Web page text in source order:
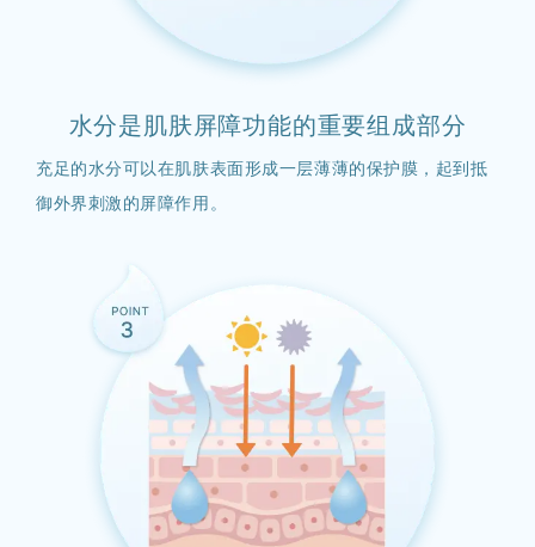
水分是肌肤屏障功能的重要组成部分
充足的水分可以在肌肤表面形成一层薄薄的保护膜，起到抵
御外界刺激的屏障作用。